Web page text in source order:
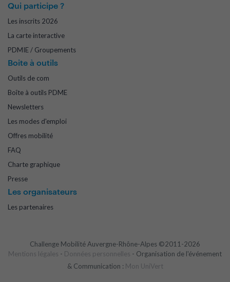
Qui participe ?
Les inscrits 2026
La carte interactive
PDMIE / Groupements
Boite à outils
Outils de com
Boîte à outils PDME
Newsletters
Les modes d'emploi
Offres mobilité
FAQ
Charte graphique
Presse
Les organisateurs
Les partenaires
Challenge Mobilité Auvergne-Rhône-Alpes ©2011-2026
Mentions légales - Données personnelles - Organisation de l'événement
& Communication : Mon UniVert